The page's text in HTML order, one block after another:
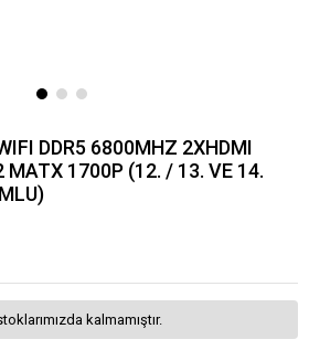
DDR5 6800MHZ 2XHDMI
MATX 1700P (12. / 13. VE 14.
kalmamıştır.